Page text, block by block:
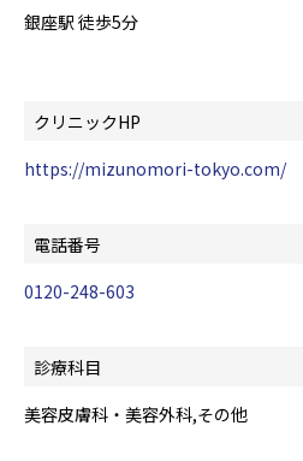
銀座駅 徒歩5分
クリニックHP
https://mizunomori-tokyo.com/
電話番号
0120-248-603
診療科目
美容皮膚科・美容外科,その他